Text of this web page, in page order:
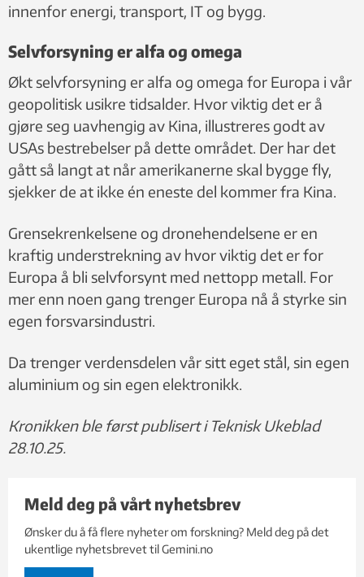
innenfor energi, transport, IT og bygg.
Selvforsyning er alfa og omega
Økt selvforsyning er alfa og omega for Europa i vår
geopolitisk usikre tidsalder. Hvor viktig det er å
gjøre seg uavhengig av Kina, illustreres godt av
USAs bestrebelser på dette området. Der har det
gått så langt at når amerikanerne skal bygge fly,
sjekker de at ikke én eneste del kommer fra Kina.
Grensekrenkelsene og dronehendelsene er en
kraftig understrekning av hvor viktig det er for
Europa å bli selvforsynt med nettopp metall. For
mer enn noen gang trenger Europa nå å styrke sin
egen forsvarsindustri.
Da trenger verdensdelen vår sitt eget stål, sin egen
aluminium og sin egen elektronikk.
Kronikken ble først publisert i Teknisk Ukeblad
28.10.25.
Meld deg på vårt nyhetsbrev
Ønsker du å få flere nyheter om forskning? Meld deg på det
ukentlige nyhetsbrevet til Gemini.no